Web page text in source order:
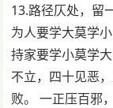
13.路径仄处，留
为人要学大莫学
持家要学小莫学
不立，四十见恶
败。 一正压百邪